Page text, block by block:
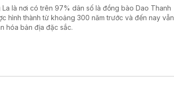
là nơi có trên 97% dân số là đồng bào Dao Thanh
hình thành từ khoảng 300 năm trước và đến nay vẫn
hóa bản địa đặc sắc.